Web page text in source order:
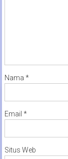
Nama *
Email *
Situs Web